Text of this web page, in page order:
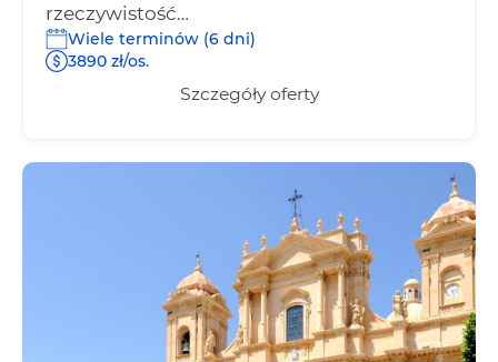
rzeczywistość…
Wiele terminów (6 dni)
3890 zł/os.
Szczegóły oferty